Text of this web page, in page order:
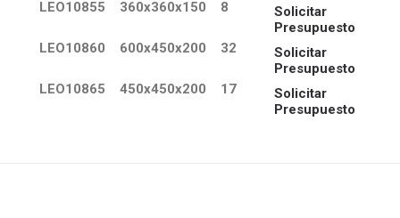
LEO10855 360x360x150 8
Solicitar
Presupuesto
LEO10860
600x450x200 32
Solicitar
Presupuesto
LEO10865
450x450x200 17
Solicitar
Presupuesto